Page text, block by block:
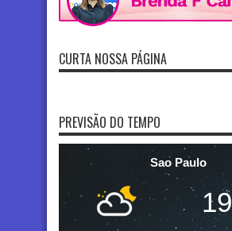
CURTA NOSSA PÁGINA
PREVISÃO DO TEMPO
Sao Paulo